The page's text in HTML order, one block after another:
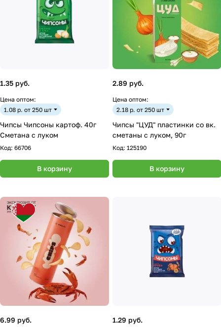
1.35 руб.
Цена оптом:
1.08 р. от 250 шт
Чипсы Чипсоны картоф. 40г
Сметана с луком
Код: 66706
В корзину
2.89 руб.
Цена оптом:
2.18 р. от 250 шт
Чипсы "ЦУД" пластинки со вк.
сметаны с луком, 90г
Код: 125190
В корзину
6.99 руб. 1.29 руб.